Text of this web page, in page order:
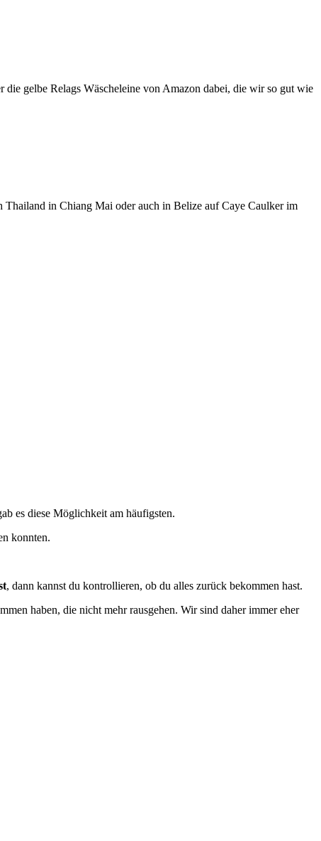
die gelbe Relags Wäscheleine von Amazon dabei, die wir so gut wie
in Chiang Mai oder auch in Belize auf Caye Caulker im
es diese Möglichkeit am häufigsten.
konnten.
, dann kannst du kontrollieren, ob du alles zurück bekommen hast.
haben, die nicht mehr rausgehen. Wir sind daher immer eher